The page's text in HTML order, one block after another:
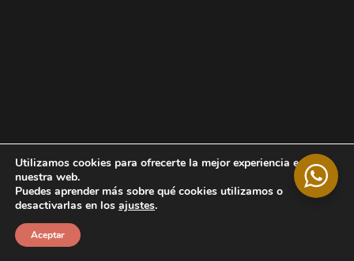
Utilizamos cookies para ofrecerte la mejor experiencia en
nuestra web.
Puedes aprender más sobre qué cookies utilizamos o
desactivarlas en los ajustes.
Aceptar